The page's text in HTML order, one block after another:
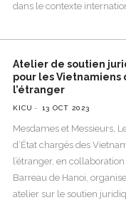
dans le contexte
Atelier de soutien
pour les Vietnamiens
l’étranger
KICU 13 OCT 2023
Mesdames et Messieurs,
d’État chargés des
l’étranger, en
Barreau de Hanoi,
atelier sur le soutien